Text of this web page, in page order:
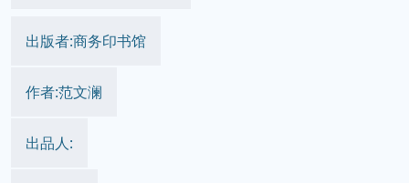
出版者:商务印书馆
作者:范文澜
出品人: